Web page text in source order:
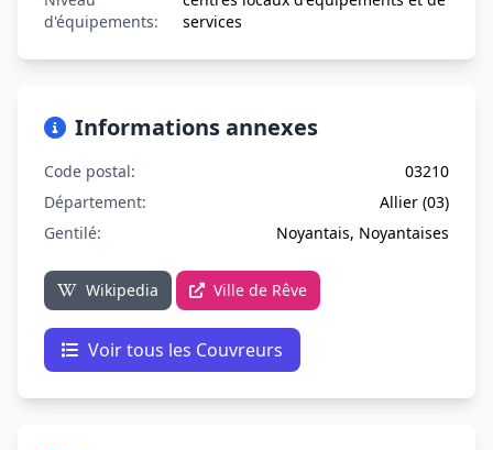
d'équipements:
services
Informations annexes
Code postal:
03210
Département:
Allier (03)
Gentilé:
Noyantais, Noyantaises
Wikipedia Ville de Rêve
Voir tous les Couvreurs